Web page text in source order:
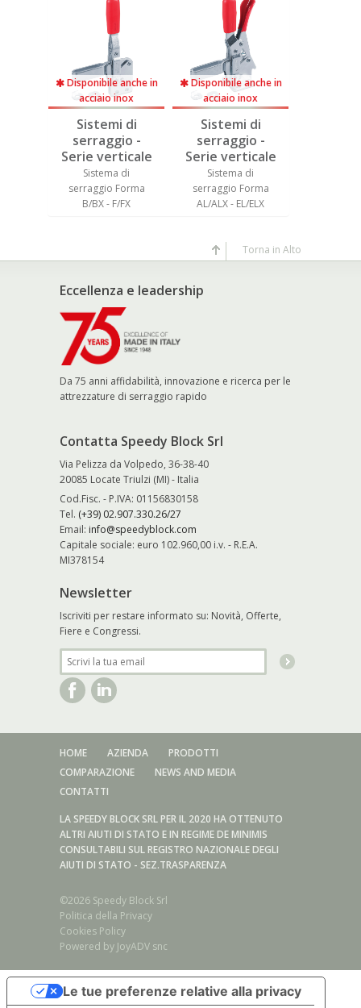
Disponibile anche in
acciaio inox
Sistemi di
serraggio -
Serie verticale
Sistema di
serraggio Forma
B/BX - F/FX
Disponibile anche in
acciaio inox
Sistemi di
serraggio -
Serie verticale
Sistema di
serraggio Forma
AL/ALX - EL/ELX
Eccellenza e leadership
Da 75 anni affidabilità, innovazione e ricerca per le
attrezzature di serraggio rapido
Contatta Speedy Block Srl
Via Pelizza da Volpedo, 36-38-40
20085 Locate Triulzi (MI) - Italia
Cod.Fisc. - P.IVA: 01156830158
Tel. (+39) 02.907.330.26/27
Email: info@speedyblock.com
Capitale sociale: euro 102.960,00 i.v. - R.E.A.
MI378154
Newsletter
Iscriviti per restare informato su: Novità, Offerte,
Fiere e Congressi.
Torna in Alto
HOME AZIENDA
PRODOTTI
COMPARAZIONE
NEWS AND MEDIA
CONTATTI
LA SPEEDY BLOCK SRL PER IL 2020 HA OTTENUTO
ALTRI AIUTI DI STATO E IN REGIME DE MINIMIS
CONSULTABILI SUL REGISTRO NAZIONALE DEGLI
AIUTI DI STATO - SEZ.TRASPARENZA
©2026 Speedy Block Srl
Politica della Privacy
Cookies Policy
Powered by JoyADV snc
Serie acciaio inox/Sistema di serraggio Forma A/AX - E/EX
Serie acciaio inox/Sistema di serraggio Forma B/BX - F/FX
Le tue preferenze relative alla privacy